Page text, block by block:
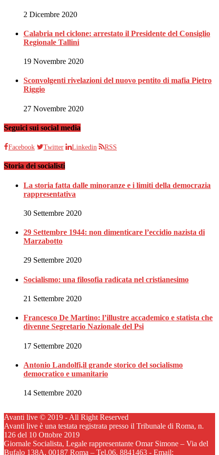
2 Dicembre 2020
Calabria nel ciclone: arrestato il Presidente del Consiglio
Regionale Tallini
19 Novembre 2020
Sconvolgenti rivelazioni del nuovo pentito di mafia Pietro
Riggio
27 Novembre 2020
Seguici sui social media
Facebook Twitter Linkedin RSS
Storia dei socialisti
La storia fatta dalle minoranze e i limiti della democrazia
rappresentativa
30 Settembre 2020
29 Settembre 1944: non dimenticare l’eccidio nazista di
Marzabotto
29 Settembre 2020
Socialismo: una filosofia radicata nel cristianesimo
21 Settembre 2020
Francesco De Martino: l’illustre accademico e statista che
divenne Segretario Nazionale del Psi
17 Settembre 2020
Antonio Landolfi,il grande storico del socialismo
democratico e umanitario
14 Settembre 2020
Avanti live © 2019 - All Right Reserved
Avanti live è una testata registrata presso il Tribunale di Roma, n.
126 del 10 Ottobre 2019
Giornale Socialista, Legale rappresentante Omar Simone – Via del
Bufalo 138A, 00187 Roma – Tel.06. 8841463 - Email: